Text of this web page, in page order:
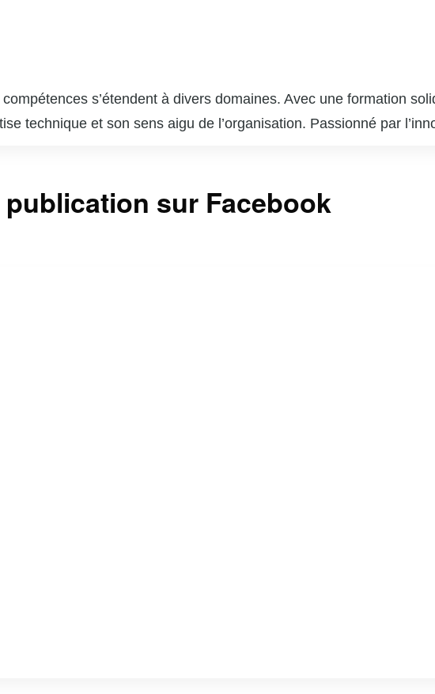
s’étendent à divers domaines. Avec une formation
technique et son sens aigu de l’organisation. Passionné par
sa carrière professionnelle, Mathieu est également engagé dans
à avoir un impact positif sur la société. Son approche
publication sur Facebook